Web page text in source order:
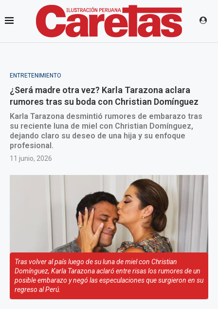
ENTRETENIMIENTO
¿Será madre otra vez? Karla Tarazona aclara
rumores tras su boda con Christian Domínguez
Karla Tarazona desmintió rumores de embarazo tras
su reciente luna de miel con Christian Domínguez,
dejando claro su deseo de una hija y su enfoque
profesional.
11 junio, 2026
Tras volver al país luego de su luna de miel con Christian
Domínguez, Karla Tarazona aclaró entre risas los rumores de un
posible embarazo y negó las especulaciones que surgieron en su
regreso al Perú.